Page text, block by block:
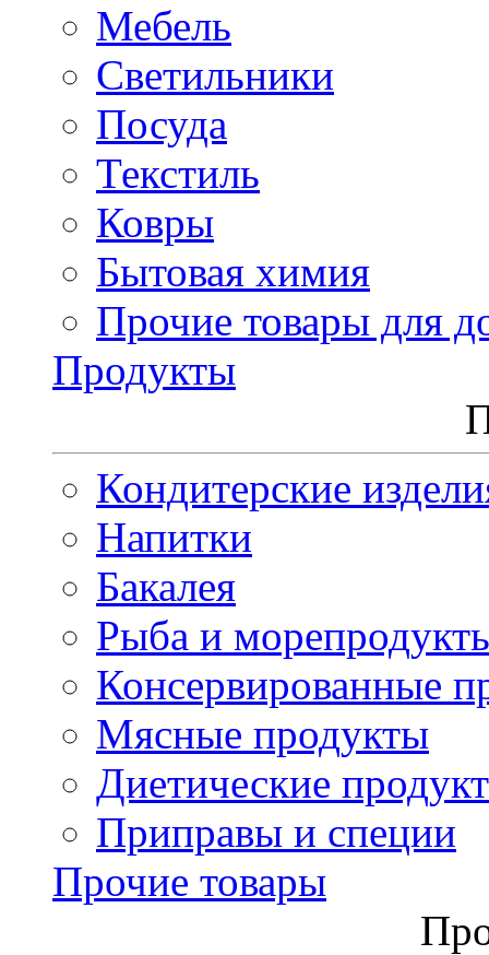
Мебель
Светильники
Посуда
Текстиль
Ковры
Бытовая химия
Прочие товары для
Продукты
Кондитерские
Напитки
Бакалея
Рыба и
Консервированные
Мясные продукты
Диетические
Приправы и специи
Прочие товары